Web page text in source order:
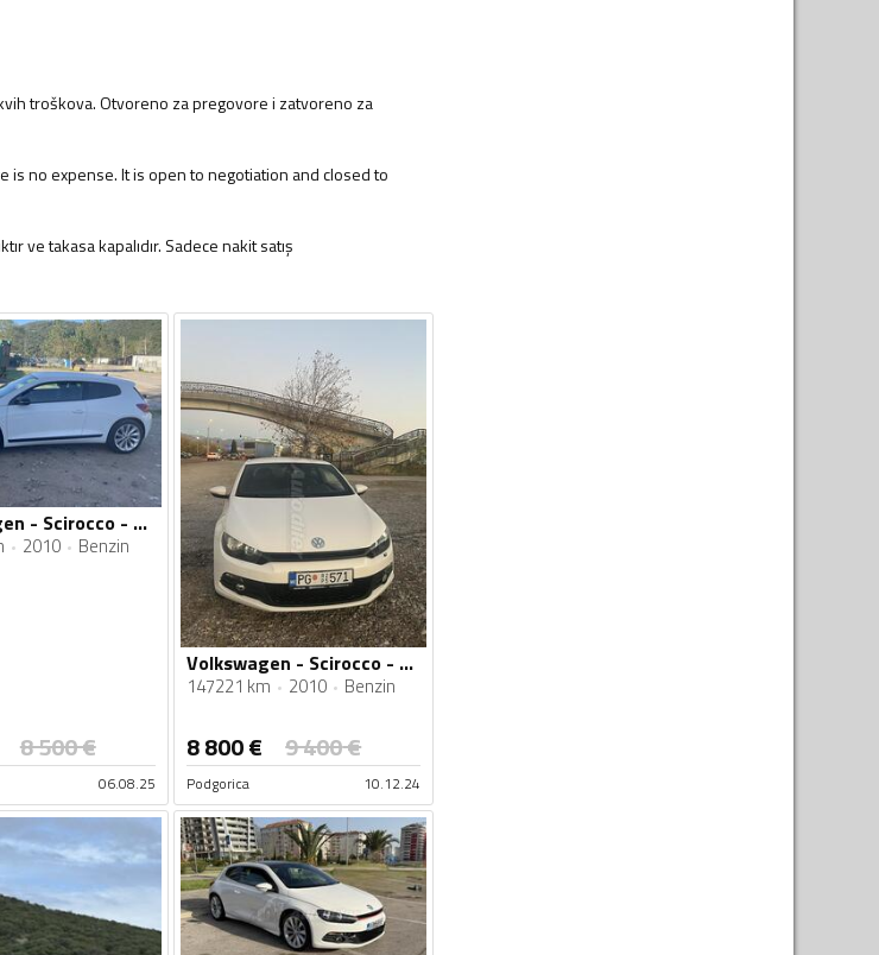
troškova. Otvoreno za pregovore i zatvoreno za
no expense. It is open to negotiation and closed to
ve takasa kapalıdır. Sadece nakit satış
Volkswagen - Scirocco - 1.4 TSI
2010 Benzin
8 500€
06.08.25
Volkswagen - Scirocco - 1.4 Tsi
147221 km 2010 Benzin
8 800€ 9 400€
Podgorica 10.12.24